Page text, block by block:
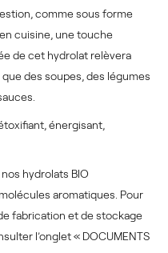
comme sous forme
cuisine, une touche
de cet hydrolat relèvera
des soupes, des légumes
énergisant,
hydrolats BIO
aromatiques. Pour
fabrication et de stockage
l’onglet « DOCUMENTS